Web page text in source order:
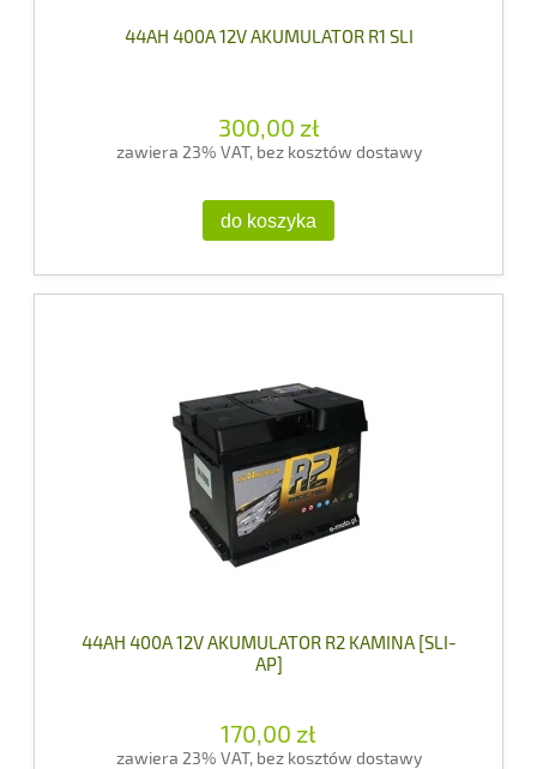
44AH 400A 12V AKUMULATOR R1 SLI
300,00 zł
zawiera 23% VAT, bez kosztów dostawy
do koszyka
44AH 400A 12V AKUMULATOR R2 KAMINA [SLI-
AP]
170,00 zł
zawiera 23% VAT, bez kosztów dostawy